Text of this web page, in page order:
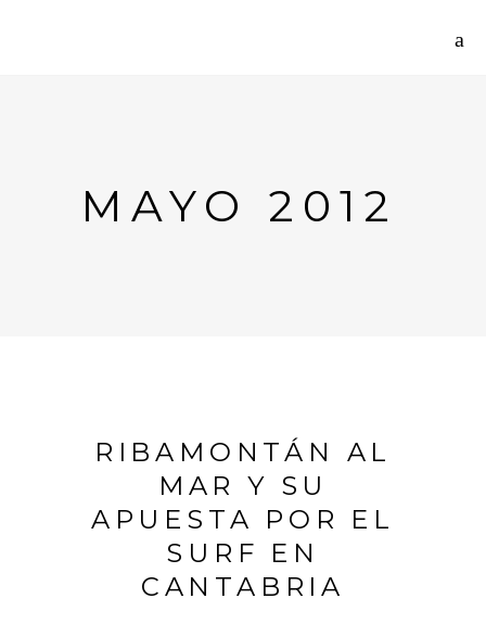
MAYO 2012
RIBAMONTÁN AL
MAR Y SU
APUESTA POR EL
SURF EN
CANTABRIA